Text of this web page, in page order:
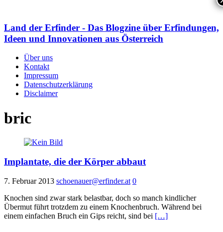
Land der Erfinder - Das Blogzine über Erfindungen,
Ideen und Innovationen aus Österreich
Über uns
Kontakt
Impressum
Datenschutzerklärung
Disclaimer
bric
Implantate, die der Körper abbaut
7. Februar 2013 schoenauer@erfinder.at 0
Knochen sind zwar stark belastbar, doch so manch kindlicher
Übermut führt trotzdem zu einem Knochenbruch. Während bei
einem einfachen Bruch ein Gips reicht, sind bei […]